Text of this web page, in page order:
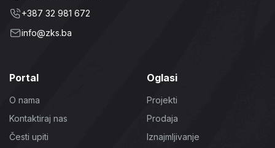
+387 32 981 672
info@zks.ba
Portal
O nama
Kontaktiraj nas
Česti upiti
Oglasi
Projekti
Prodaja
Iznajmljivanje